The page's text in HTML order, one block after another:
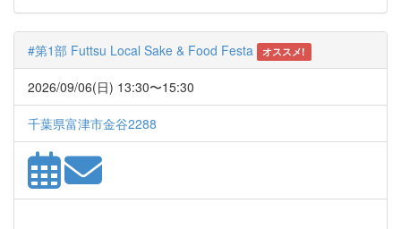
#第1部 Futtsu Local Sake & Food Festa オススメ!
2026/09/06(日) 13:30〜15:30
千葉県富津市金谷2288